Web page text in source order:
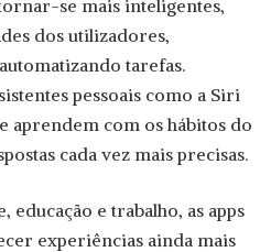
se mais inteligentes,
dos utilizadores,
tarefas.
pessoais como a Siri
aprendem com os hábitos do
cada vez mais precisas.
educação e trabalho, as apps
experiências ainda mais